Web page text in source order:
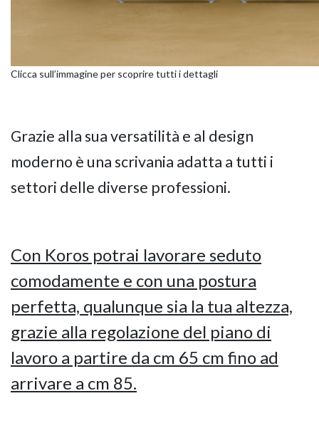
Clicca sull’immagine per scoprire tutti i dettagli
Grazie alla sua versatilità e al design
moderno è una scrivania adatta a tutti i
settori delle diverse professioni.
Con Koros potrai lavorare seduto
comodamente e con una postura
perfetta, qualunque sia la tua altezza,
grazie alla regolazione del piano di
lavoro a partire da cm 65 cm fino ad
arrivare a cm 85.